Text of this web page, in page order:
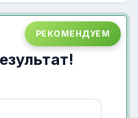
РЕКОМЕНДУЕМ